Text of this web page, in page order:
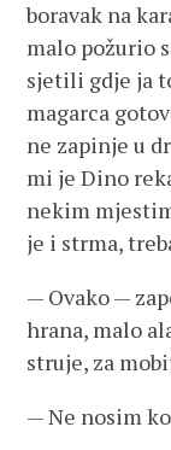
boravak na
malo požurio
sjetili gdje ja
magarca
ne zapinje u
mi je Dino
nekim
je i strma,
— Ovako —
hrana, malo
struje, za
— Ne nosim